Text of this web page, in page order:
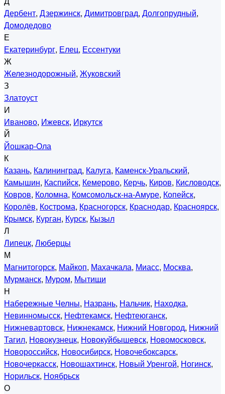
Дербент, Дзержинск, Димитровград, Долгопрудный,
Домодедово
Е
Екатеринбург, Елец, Ессентуки
Ж
Железнодорожный, Жуковский
З
Златоуст
И
Иваново, Ижевск, Иркутск
Й
Йошкар-Ола
К
Казань, Калининград, Калуга, Каменск-Уральский,
Камышин, Каспийск, Кемерово, Керчь, Киров, Кисловодск,
Ковров, Коломна, Комсомольск-на-Амуре, Копейск,
Королёв, Кострома, Красногорск, Краснодар, Красноярск,
Крымск, Курган, Курск, Кызыл
Л
Липецк, Люберцы
М
Магнитогорск, Майкоп, Махачкала, Миасс, Москва,
Мурманск, Муром, Мытищи
Н
Набережные Челны, Назрань, Нальчик, Находка,
Невинномысск, Нефтекамск, Нефтеюганск,
Нижневартовск, Нижнекамск, Нижний Новгород, Нижний
Тагил, Новокузнецк, Новокуйбышевск, Новомосковск,
Новороссийск, Новосибирск, Новочебоксарск,
Новочеркасск, Новошахтинск, Новый Уренгой, Ногинск,
Норильск, Ноябрьск
О